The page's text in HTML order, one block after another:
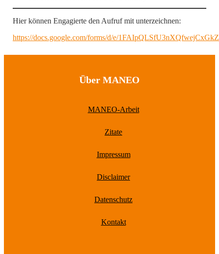
Hier können Engagierte den Aufruf mit unterzeichnen:
https://docs.google.com/forms/d/e/
Über MANEO
MANEO-Arbeit
Zitate
Impressum
Disclaimer
Datenschutz
Kontakt